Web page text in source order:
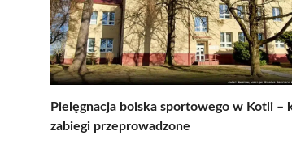
Pielęgnacja boiska sportowego w Kotli –
zabiegi przeprowadzone